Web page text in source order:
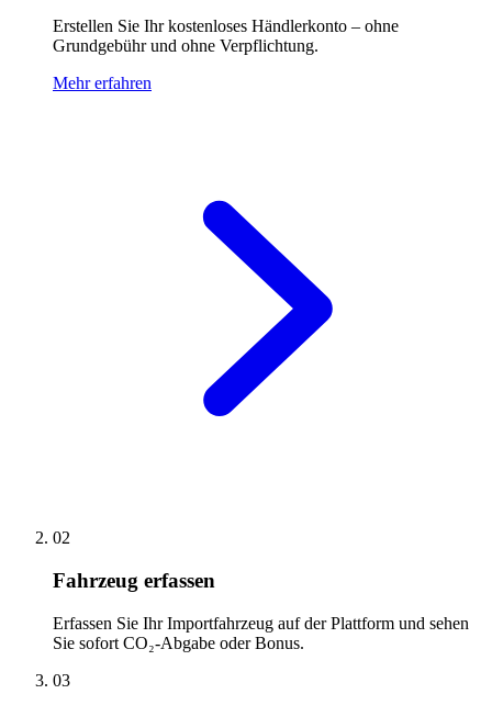
Erstellen Sie Ihr kostenloses Händlerkonto – ohne
Grundgebühr und ohne Verpflichtung.
Mehr erfahren
02
Fahrzeug erfassen
Erfassen Sie Ihr Importfahrzeug auf der Plattform und sehen
Sie sofort CO₂-Abgabe oder Bonus.
03